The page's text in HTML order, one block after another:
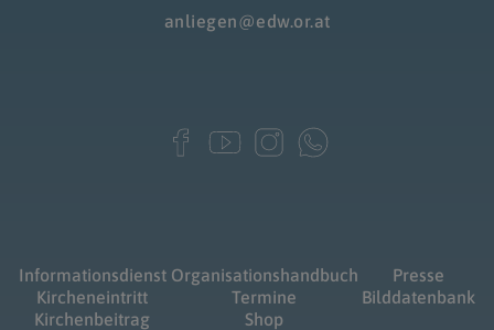
anliegen@edw.or.at
Informationsdienst
Kircheneintritt
Kirchenbeitrag
Organisationshandbuch
Termine
Shop
Presse
Bilddatenbank